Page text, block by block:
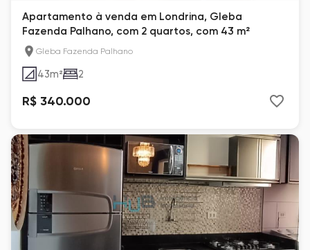
Apartamento à venda em Londrina, Gleba
Fazenda Palhano, com 2 quartos, com 43 m²
Gleba Fazenda Palhano
43m² 2
R$ 340.000